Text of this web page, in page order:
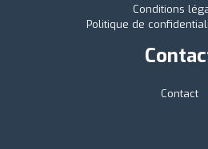
Conditions
Politique de
Contact